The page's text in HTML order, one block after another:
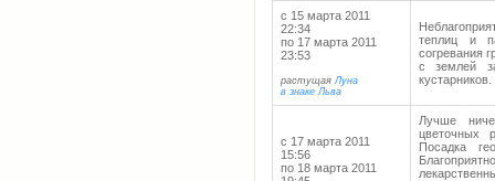
с 15 марта 2011
22:34
по 17 марта 2011
23:53
растущаяЛуна
в знаке Льва
теплиц и
согревания
с землей
кустарников.
с 17 марта 2011
15:56
по 18 марта 2011
Лучше
цветочных
Посадка